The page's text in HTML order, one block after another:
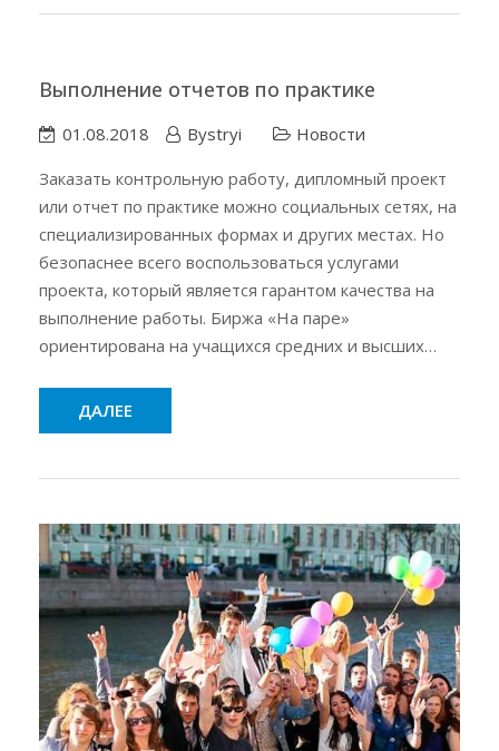
Выполнение отчетов по практике
01.08.2018 Bystryi
Новости
Заказать контрольную работу, дипломный проект
или отчет по практике можно социальных сетях, на
специализированных формах и других местах. Но
безопаснее всего воспользоваться услугами
проекта, который является гарантом качества на
выполнение работы. Биржа «На паре»
ориентирована на учащихся средних и высших…
ДАЛЕЕ